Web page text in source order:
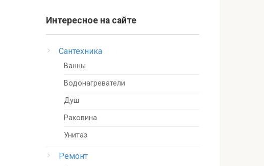
Интересное на сайте
Сантехника
Ванны
Водонагреватели
Душ
Раковина
Унитаз
Ремонт